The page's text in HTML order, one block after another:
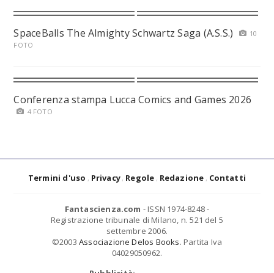
SpaceBalls The Almighty Schwartz Saga (A.S.S.)
10
FOTO
Conferenza stampa Lucca Comics and Games 2026
4 FOTO
Termini d'uso Privacy Regole Redazione Contatti
Fantascienza.com - ISSN 1974-8248 -
Registrazione tribunale di Milano, n. 521 del 5
settembre 2006.
©2003 Associazione Delos Books. Partita Iva
04029050962.